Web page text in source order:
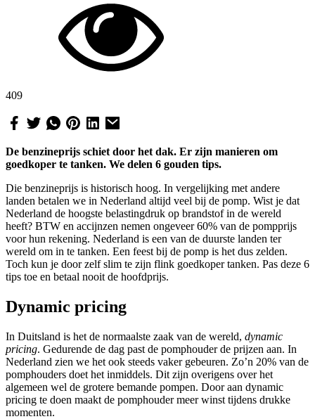
409
De benzineprijs schiet door het dak. Er zijn manieren om
goedkoper te tanken. We delen 6 gouden tips.
Die benzineprijs is historisch hoog. In vergelijking met andere
landen betalen we in Nederland altijd veel bij de pomp. Wist je dat
Nederland de hoogste belastingdruk op brandstof in de wereld
heeft? BTW en accijnzen nemen ongeveer 60% van de pompprijs
voor hun rekening. Nederland is een van de duurste landen ter
wereld om in te tanken. Een feest bij de pomp is het dus zelden.
Toch kun je door zelf slim te zijn flink goedkoper tanken. Pas deze 6
tips toe en betaal nooit de hoofdprijs.
Dynamic pricing
In Duitsland is het de normaalste zaak van de wereld, dynamic
pricing. Gedurende de dag past de pomphouder de prijzen aan. In
Nederland zien we het ook steeds vaker gebeuren. Zo’n 20% van de
pomphouders doet het inmiddels. Dit zijn overigens over het
algemeen wel de grotere bemande pompen. Door aan dynamic
pricing te doen maakt de pomphouder meer winst tijdens drukke
momenten.